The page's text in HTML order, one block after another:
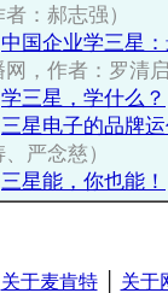
者：郝志强）
中国企业学三星
网，作者：罗清
学三星，学什么？
三星电子的品牌
、严念慈）
三星能，你也能！
关于麦肯特│ 关于